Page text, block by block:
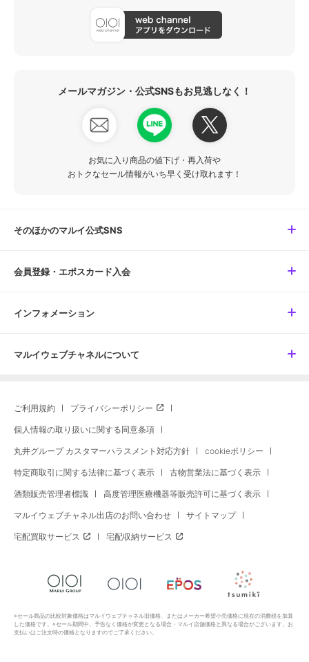
メールマガジン・公式SNSもお見逃しなく！
お気に入り商品の値下げ・再入荷や
おトクなセール情報がいち早く受け取れます！
そのほかのマルイ公式SNS
会員登録・エポスカード入会
インフォメーション
マルイウェブチャネルについて
ご利用規約 プライバシーポリシー
個人情報の取り扱いに関する同意条項
丸井グループ カスタマーハラスメント対応方針 cookieポリシー
特定商取引に関する法律に基づく表示 古物営業法に基づく表示
酒類販売管理者標識 高度管理医療機器等販売許可に基づく表示
マルイウェブチャネル出店のお問い合わせ サイトマップ
宅配買取サービス 宅配収納サービス
※セール商品の比較対象価格はマルイウェブチャネル旧価格、またはメーカー希望小売価格に現在の消費税を加算
した価格です。※セール期間中、予告なく価格が変更となる場合・マルイ店舗価格と異なる場合がございます。お
支払いはご注文時の価格となりますのでご了承ください。